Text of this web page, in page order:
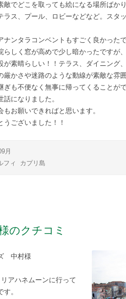
敵でどこを取っても絵になる場所ばかり
ラス、プール、ロビーなどなど。スタ
ナンタラコンベントもすごく良かったで
らしく窓が高めで少し暗かったですが
が素晴らしい！！テラス、ダイニング
厳かさや迷路のような動線が素敵な雰
ぎも不便なく無事に帰ってくることがで
になりました。
もお願いできればと思います。
うございました！！
月
フィ カプリ島
のクチコミ
中村様
アハネムーンに行って
。